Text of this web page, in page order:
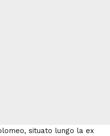
situato lungo la ex